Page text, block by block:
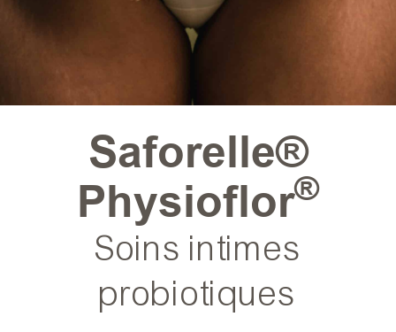
Saforelle®
Physioflor®
Soins intimes
probiotiques